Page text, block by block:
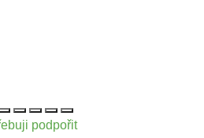
podpořit